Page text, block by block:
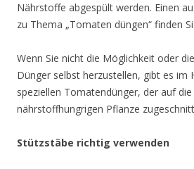
Nährstoffe abgespült werden. Einen
zu Thema „Tomaten düngen“ finden
Wenn Sie nicht die Möglichkeit oder
Dünger selbst herzustellen, gibt es im
speziellen Tomatendünger, der auf
nährstoffhungrigen Pflanze
Stützstäbe richtig verwenden